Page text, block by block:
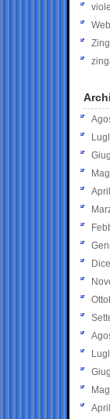
Web